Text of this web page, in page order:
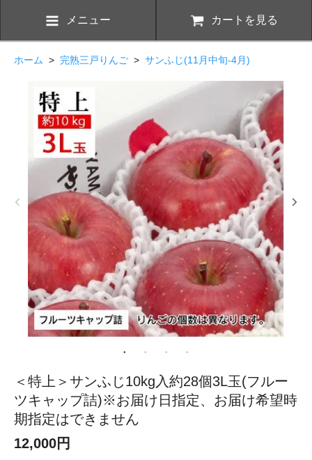
メニュー カートを見る
ホーム > 完熟三戸りんご > サンふじ(11月中旬-4月)
＜特上＞サンふじ10kg入約28個3L玉(フルー
ツキャップ詰)※お届け日指定、お届け希望時
期指定はできません
12,000円